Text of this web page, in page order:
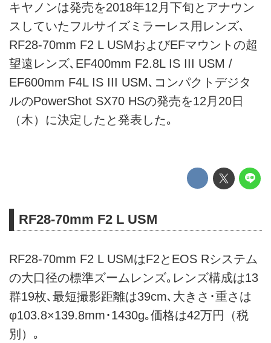
キヤノンは発売を2018年12月下旬とアナウン
スしていたフルサイズミラーレス用レンズ､
RF28-70mm F2 L USMおよびEFマウントの超
望遠レンズ､EF400mm F2.8L IS III USM /
EF600mm F4L IS III USM､コンパクトデジタ
ルのPowerShot SX70 HSの発売を12月20日
（木）に決定したと発表した｡
RF28-70mm F2 L USM
RF28-70mm F2 L USMはF2とEOS Rシステム
の大口径の標準ズームレンズ｡レンズ構成は13
群19枚､最短撮影距離は39cm､大きさ･重さは
φ103.8×139.8mm･1430g｡価格は42万円（税
別）｡